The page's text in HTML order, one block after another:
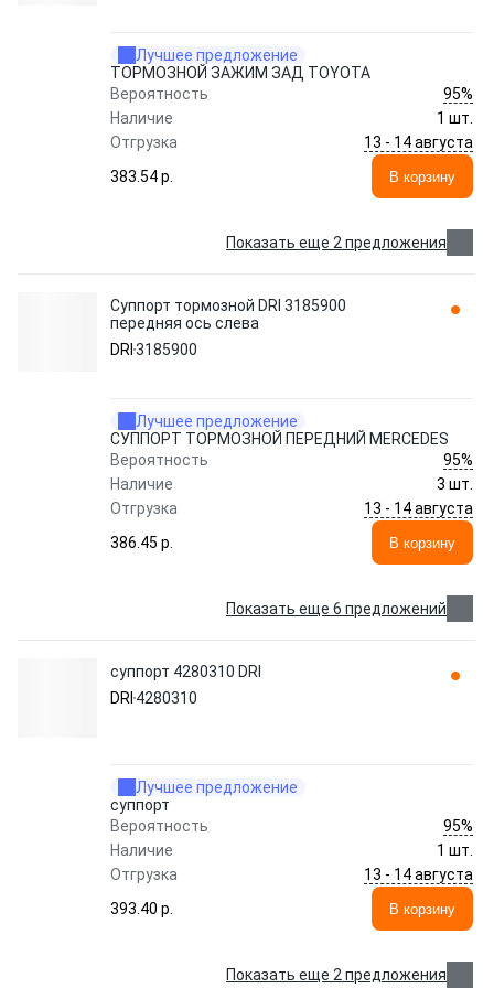
Лучшее предложение
ТОРМОЗНОЙ ЗАЖИМ ЗАД TOYOTA
Вероятность
95%
Наличие
1 шт.
Отгрузка
13 - 14 августа
383.54 p.
В корзину
Показать еще 2 предложения
Суппорт тормозной DRI 3185900
передняя ось слева
DRI 3185900
Лучшее предложение
СУППОРТ ТОРМОЗНОЙ ПЕРЕДНИЙ MERCEDES
Вероятность
95%
Наличие
3 шт.
Отгрузка
13 - 14 августа
386.45 p.
В корзину
Показать еще 6 предложений
суппорт 4280310 DRI
DRI 4280310
Лучшее предложение
суппорт
Вероятность
95%
Наличие
1 шт.
Отгрузка
13 - 14 августа
393.40 p.
В корзину
Показать еще 2 предложения